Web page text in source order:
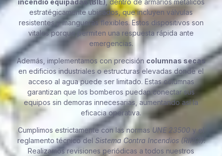
estratégicamente ubicados, que incluyen válvulas
resistentes y mangueras flexibles. Estos dispositivos son
vitales porque permiten una respuesta rápida ante
emergencias.
Además, implementamos con precisión columnas secas
en edificios industriales o estructuras elevadas donde el
acceso al agua puede ser limitado. Estas columnas
garantizan que los bomberos puedan conectar sus
equipos sin demoras innecesarias, aumentando así la
eficacia operativa.
Cumplimos estrictamente con las normas UNE 23500 y el
reglamento técnico del Sistema Contra Incendios (RIPCI).
Realizamos revisiones periódicas a todos nuestros